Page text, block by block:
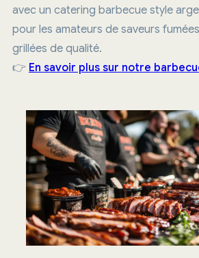
avec un catering barbecue style
pour les amateurs de saveurs
grillées de qualité.
👉 En savoir plus sur notre